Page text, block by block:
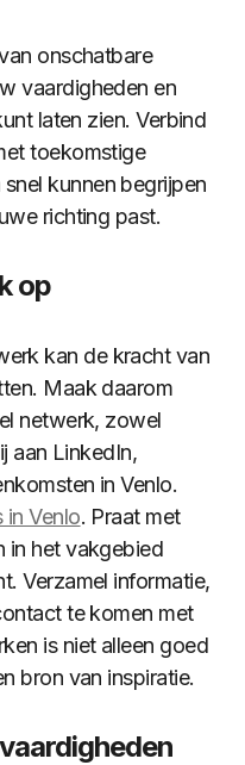
onschatbare
vaardigheden en
laten zien. Verbind
toekomstige
kunnen begrijpen
richting past.
op
kan de kracht van
Maak daarom
netwerk, zowel
aan LinkedIn,
in Venlo.
in Venlo. Praat met
in het vakgebied
Verzamel informatie,
te komen met
is niet alleen goed
bron van inspiratie.